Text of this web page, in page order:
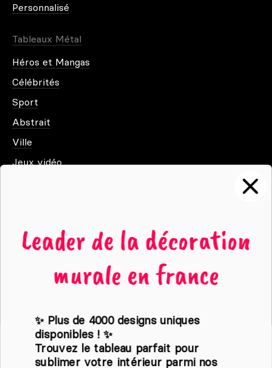
Personnalisé
Tableaux Métal
Héros et Mangas
Célébrités
Sport
Abstrait
Ville
Jeux vidéo
Nature
Politique de confidentialité
Condition générales de vente
Leader de la décoration
murale en france
✨ Plus de 4000 designs uniques
disponibles ! ✨
Trouvez le tableau parfait pour
sublimer votre intérieur parmi nos